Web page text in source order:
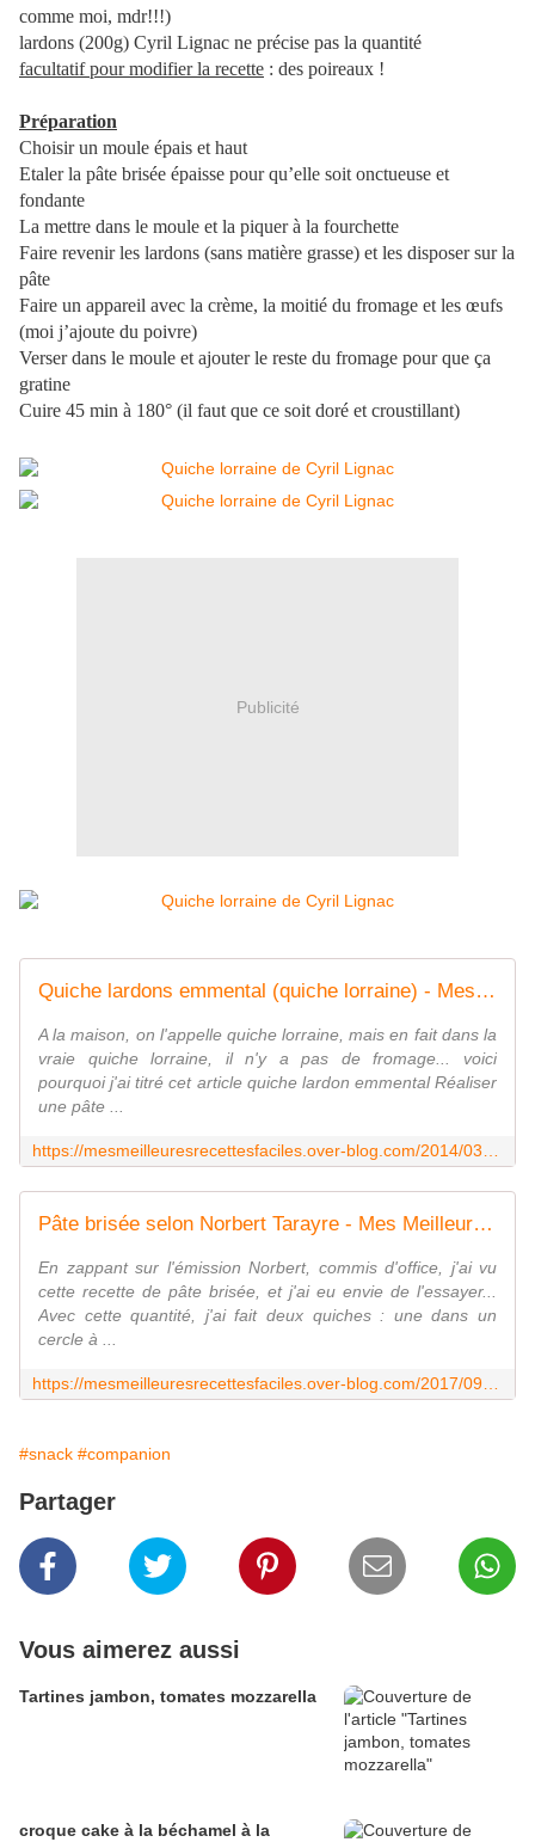
comme moi, mdr!!!)
lardons (200g) Cyril Lignac ne précise pas la quantité
facultatif pour modifier la recette : des poireaux !
Préparation
Choisir un moule épais et haut
Etaler la pâte brisée épaisse pour qu’elle soit onctueuse et
fondante
La mettre dans le moule et la piquer à la fourchette
Faire revenir les lardons (sans matière grasse) et les disposer sur la
pâte
Faire un appareil avec la crème, la moitié du fromage et les œufs
(moi j’ajoute du poivre)
Verser dans le moule et ajouter le reste du fromage pour que ça
gratine
Cuire 45 min à 180° (il faut que ce soit doré et croustillant)
Publicité
Quiche lardons emmental (quiche lorraine) - Mes Meilleures Recettes Faciles
A la maison, on l'appelle quiche lorraine, mais en fait dans la
vraie quiche lorraine, il n'y a pas de fromage... voici
pourquoi j'ai titré cet article quiche lardon emmental Réaliser
une pâte ...
Pâte brisée selon Norbert Tarayre - Mes Meilleures Recettes Faciles
En zappant sur l'émission Norbert, commis d'office, j'ai vu
cette recette de pâte brisée, et j'ai eu envie de l'essayer...
Avec cette quantité, j'ai fait deux quiches : une dans un
cercle à ...
#snack #companion
Partager
Vous aimerez aussi
Tartines jambon, tomates mozzarella
croque cake à la béchamel à la